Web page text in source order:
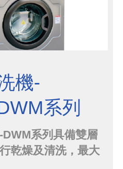
機-
系列
系列具備雙層
乾燥及清洗，最大